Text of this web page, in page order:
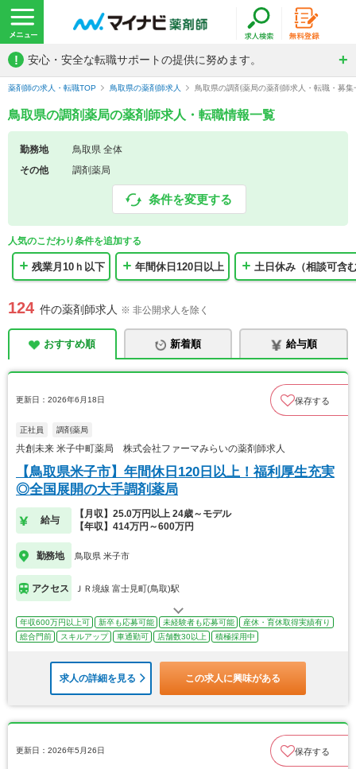
! 安心・安全な転職サポートの提供に努めます。
薬剤師の求人・転職TOP 鳥取県の薬剤師求人 鳥取県の調剤薬局の薬剤師求人・転職・募集
鳥取県の調剤薬局の薬剤師求人・転職情報一覧
勤務地
鳥取県 全体
その他
調剤薬局
条件を変更する
人気のこだわり条件を追加する
残業月10ｈ以下 年間休日120日以上 土日休み（相談可含
124 件の薬剤師求人 ※ 非公開求人を除く
おすすめ順 新着順 給与順
更新日：2026年6月18日 保存する
正社員 調剤薬局
共創未来 米子中町薬局 株式会社ファーマみらいの薬剤師求人
【鳥取県米子市】年間休日120日以上！福利厚生充実
◎全国展開の大手調剤薬局
給与
【月収】25.0万円以上 24歳～モデル
【年収】414万円～600万円
勤務地 鳥取県 米子市
アクセス ＪＲ境線 富士見町(鳥取)駅
年収600万円以上可 新卒も応募可能 未経験者も応募可能
産休・育休取得実績有り
総合門前
スキルアップ 車通勤可 店舗数30以上 積極採用中
求人の詳細を見る この求人に興味がある
更新日：2026年5月26日 保存する